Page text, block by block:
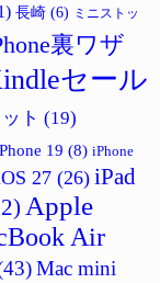
長崎 (6) ミニストッ
裏ワザ
セール
ト (19)
19 (8) iPhone
27 (26) iPad
Apple
Air
Mac mini